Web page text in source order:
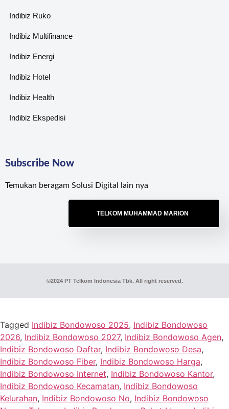
Indibiz Ruko
Indibiz Multifinance
Indibiz Energi
Indibiz Hotel
Indibiz Health
Indibiz Ekspedisi
Subscribe Now
Temukan beragam Solusi Digital lain nya
TELKOM MUHAMMAD MARION
©2024 PT Telkom Indonesia Tbk. All right reserved.
Tagged Indibiz Bondowoso 2025, Indibiz Bondowoso
2026, Indibiz Bondowoso 2027, Indibiz Bondowoso Agen,
Indibiz Bondowoso Daftar, Indibiz Bondowoso Desa,
Indibiz Bondowoso Fiber, Indibiz Bondowoso Harga,
Indibiz Bondowoso Internet, Indibiz Bondowoso Kantor,
Indibiz Bondowoso Kecamatan, Indibiz Bondowoso
Kelurahan, Indibiz Bondowoso No, Indibiz Bondowoso